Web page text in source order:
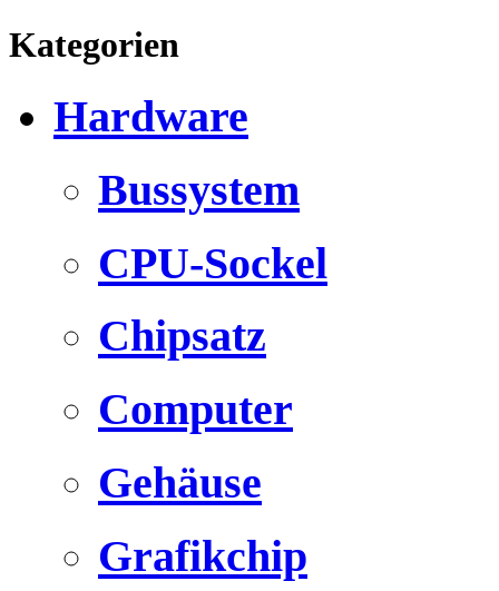
Kategorien
Hardware
Bussystem
CPU-Sockel
Chipsatz
Computer
Gehäuse
Grafikchip